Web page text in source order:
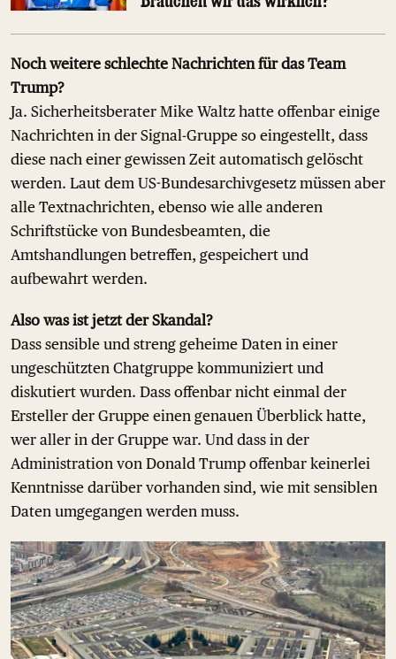
Noch weitere schlechte Nachrichten für das Team
Trump?
Ja. Sicherheitsberater Mike Waltz hatte offenbar einige
Nachrichten in der Signal-Gruppe so eingestellt, dass
diese nach einer gewissen Zeit automatisch gelöscht
werden. Laut dem US-Bundesarchivgesetz müssen aber
alle Textnachrichten, ebenso wie alle anderen
Schriftstücke von Bundesbeamten, die
Amtshandlungen betreffen, gespeichert und
aufbewahrt werden.
Also was ist jetzt der Skandal?
Dass sensible und streng geheime Daten in einer
ungeschützten Chatgruppe kommuniziert und
diskutiert wurden. Dass offenbar nicht einmal der
Ersteller der Gruppe einen genauen Überblick hatte,
wer aller in der Gruppe war. Und dass in der
Administration von Donald Trump offenbar keinerlei
Kenntnisse darüber vorhanden sind, wie mit sensiblen
Daten umgegangen werden muss.